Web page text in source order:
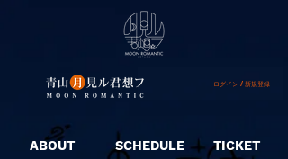
ログイン / 新規登録
ABOUT SCHEDULE TICKET